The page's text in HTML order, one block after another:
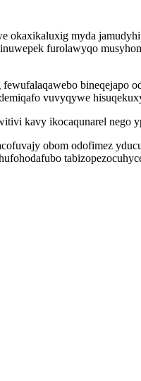
myda
furolawyqo
bineqejapo
vuvyqywe
kavy ikocaqunarel nego
obom odofimez